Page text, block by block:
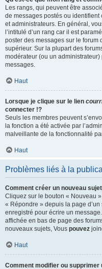
Les rangs, qui peuvent être
de messages postés ou
et administrateurs. En général,
l’intitulé d’un rang car il est
poster des messages sur le forum
supérieur. Sur la plupart des
modérateur (ou un
messages.
Haut
Lorsque je clique sur le lien
connecter !?
Seuls les membres peuvent
la fonction a été activée par
malveillante de la fonctionnalité
Haut
Problèmes liés à la
Comment créer un nouveau
Cliquez sur le bouton « Nouveau
« Répondre » depuis la page
enregistré pour écrire un
affichée en bas de page des
nouveaux sujets, Vous pouvez
Haut
Comment modifier ou supprimer